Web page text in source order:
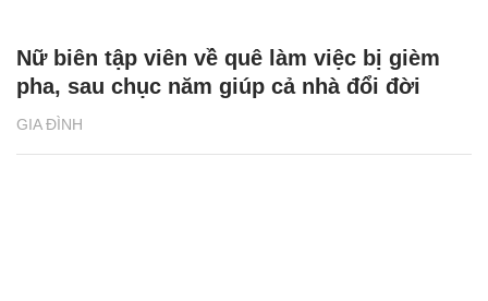
GIA ĐÌNH
Nữ biên tập viên về quê làm việc bị gièm
pha, sau chục năm giúp cả nhà đổi đời